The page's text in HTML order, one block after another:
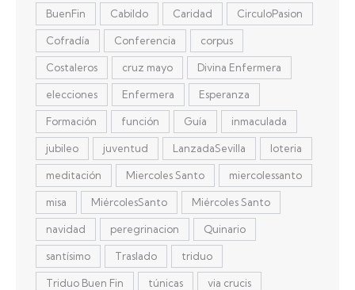
BuenFin Cabildo Caridad CirculoPasion
Cofradía Conferencia corpus
Costaleros cruz mayo Divina Enfermera
elecciones Enfermera Esperanza
Formación función Guía inmaculada
jubileo juventud LanzadaSevilla loteria
meditación Miercoles Santo miercolessanto
misa MiércolesSanto Miércoles Santo
navidad peregrinacion Quinario
santísimo Traslado triduo
Triduo Buen Fin túnicas via crucis